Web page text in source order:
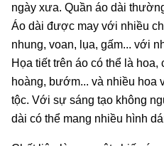
ngày xưa. Quần áo dài
Áo dài được may với nhiều
nhung, voan, lụa, gấm... với
Họa tiết trên áo có thể là
hoàng, bướm... và nhiều hoa
tộc. Với sự sáng tạo không
dài có thể mang nhiều hình